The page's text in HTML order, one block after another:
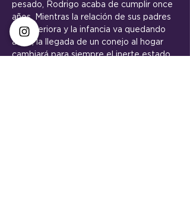
pesado, Rodrigo acaba de cumplir once
años. Mientras la relación de sus padres
se deteriora y la infancia va quedando
atrás, la llegada de un conejo al hogar
cambiará para siempre el inerte estado